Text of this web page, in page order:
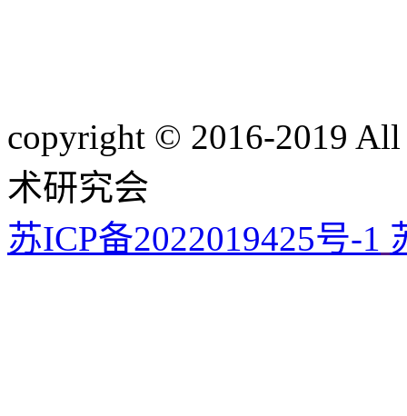
copyright © 2016-2019
术研究会
苏ICP备2022019425号-1